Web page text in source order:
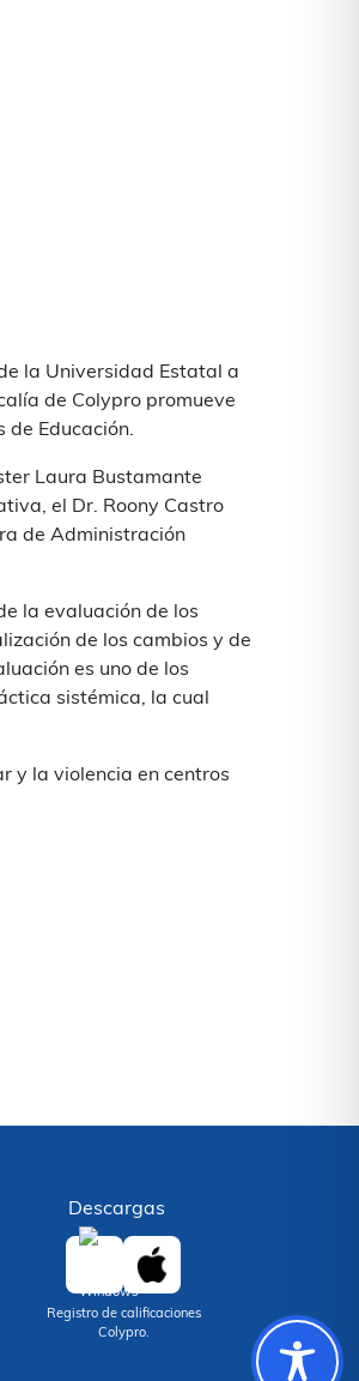
la Universidad Estatal a
de Colypro promueve
de Educación.
Laura Bustamante
el Dr. Roony Castro
de Administración
la evaluación de los
de los cambios y de
es uno de los
sistémica, la cual
y la violencia en centros
Descargas
Registro de calificaciones
Colypro.